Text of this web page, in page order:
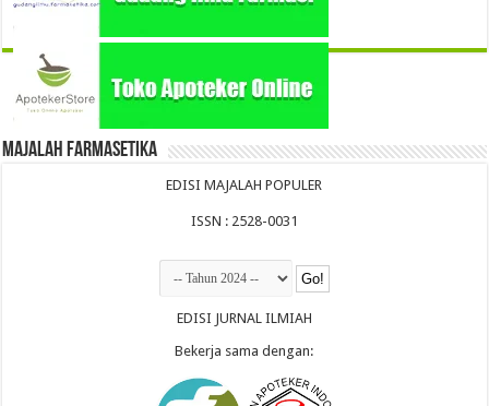
Majalah Farmasetika
EDISI MAJALAH POPULER
ISSN : 2528-0031
EDISI JURNAL ILMIAH
Bekerja sama dengan: